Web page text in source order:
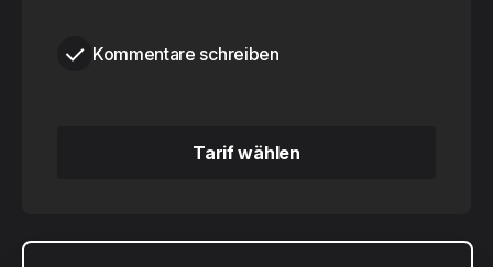
Kommentare schreiben
Tarif wählen